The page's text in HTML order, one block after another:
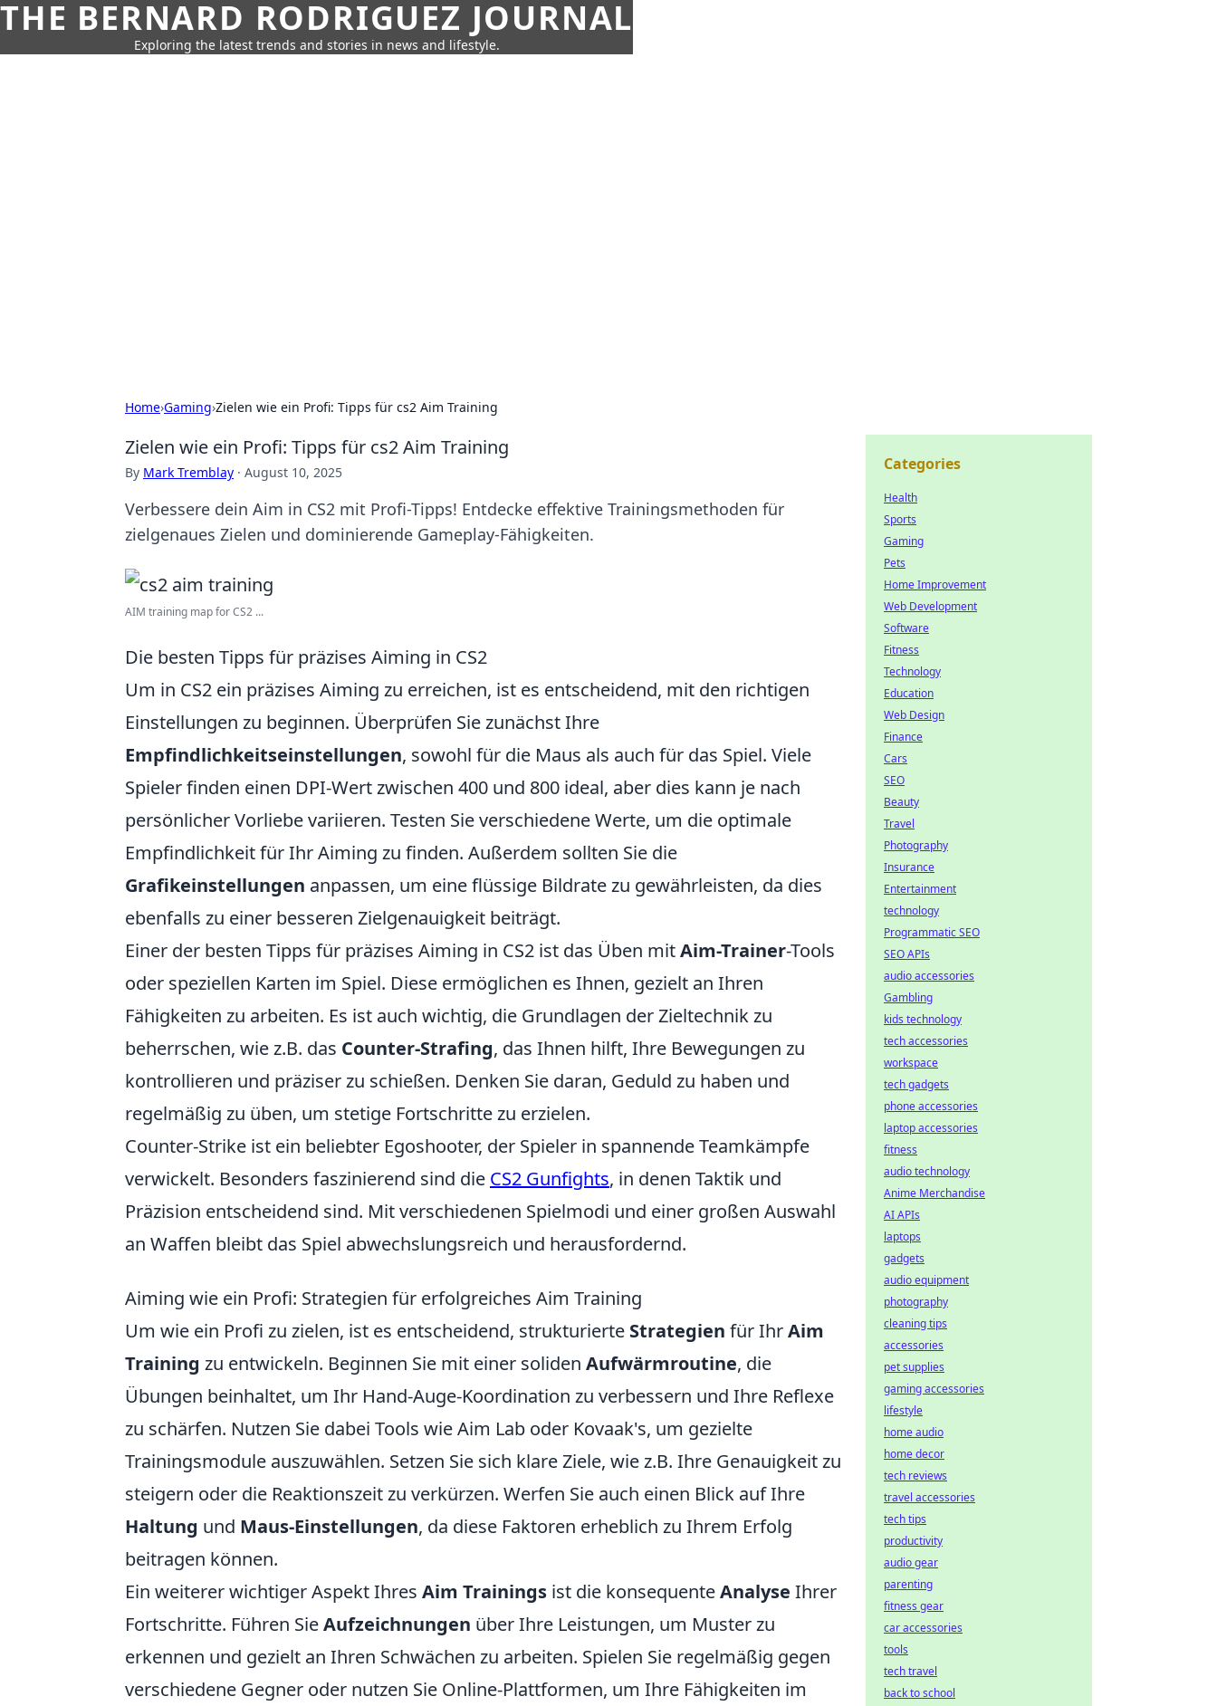
THE BERNARD RODRIGUEZ JOURNAL
Exploring the latest trends and stories in news and lifestyle.
Home›Gaming›Zielen wie ein Profi: Tipps für cs2 Aim Training
Zielen wie ein Profi: Tipps für cs2 Aim Training
By Mark Tremblay · August 10, 2025
Verbessere dein Aim in CS2 mit Profi-Tipps! Entdecke effektive Trainingsmethoden für
zielgenaues Zielen und dominierende Gameplay-Fähigkeiten.
AIM training map for CS2 ...
Die besten Tipps für präzises Aiming in CS2
Um in CS2 ein präzises Aiming zu erreichen, ist es entscheidend, mit den richtigen
Einstellungen zu beginnen. Überprüfen Sie zunächst Ihre
Empfindlichkeitseinstellungen, sowohl für die Maus als auch für das Spiel. Viele
Spieler finden einen DPI-Wert zwischen 400 und 800 ideal, aber dies kann je nach
persönlicher Vorliebe variieren. Testen Sie verschiedene Werte, um die optimale
Empfindlichkeit für Ihr Aiming zu finden. Außerdem sollten Sie die
Grafikeinstellungen anpassen, um eine flüssige Bildrate zu gewährleisten, da dies
ebenfalls zu einer besseren Zielgenauigkeit beiträgt.
Einer der besten Tipps für präzises Aiming in CS2 ist das Üben mitAim-Trainer-Tools
oder speziellen Karten im Spiel. Diese ermöglichen es Ihnen, gezielt an Ihren
Fähigkeiten zu arbeiten. Es ist auch wichtig, die Grundlagen der Zieltechnik zu
beherrschen, wie z.B. das Counter-Strafing, das Ihnen hilft, Ihre Bewegungen zu
kontrollieren und präziser zu schießen. Denken Sie daran, Geduld zu haben und
regelmäßig zu üben, um stetige Fortschritte zu erzielen.
Counter-Strike ist ein beliebter Egoshooter, der Spieler in spannende Teamkämpfe
verwickelt. Besonders faszinierend sind die CS2 Gunfights, in denen Taktik und
Präzision entscheidend sind. Mit verschiedenen Spielmodi und einer großen Auswahl
an Waffen bleibt das Spiel abwechslungsreich und herausfordernd.
Aiming wie ein Profi: Strategien für erfolgreiches Aim Training
Um wie ein Profi zu zielen, ist es entscheidend, strukturierte Strategien für IhrAim
Training zu entwickeln. Beginnen Sie mit einer soliden Aufwärmroutine, die
Übungen beinhaltet, um Ihr Hand-Auge-Koordination zu verbessern und Ihre Reflexe
zu schärfen. Nutzen Sie dabei Tools wie Aim Lab oder Kovaak's, um gezielte
Trainingsmodule auszuwählen. Setzen Sie sich klare Ziele, wie z.B. Ihre Genauigkeit zu
steigern oder die Reaktionszeit zu verkürzen. Werfen Sie auch einen Blick auf Ihre
Haltung und Maus-Einstellungen, da diese Faktoren erheblich zu Ihrem Erfolg
beitragen können.
Ein weiterer wichtiger Aspekt Ihres Aim Trainings ist die konsequenteAnalyse Ihrer
Fortschritte. Führen SieAufzeichnungen über Ihre Leistungen, um Muster zu
erkennen und gezielt an Ihren Schwächen zu arbeiten. Spielen Sie regelmäßig gegen
verschiedene Gegner oder nutzen Sie Online-Plattformen, um Ihre Fähigkeiten im
Categories
Health
Sports
Gaming
Pets
Home Improvement
Web Development
Software
Fitness
Technology
Education
Web Design
Finance
Cars
SEO
Beauty
Travel
Photography
Insurance
Entertainment
technology
Programmatic SEO
SEO APIs
audio accessories
Gambling
kids technology
tech accessories
workspace
tech gadgets
phone accessories
laptop accessories
fitness
audio technology
Anime Merchandise
AI APIs
laptops
gadgets
audio equipment
photography
cleaning tips
accessories
pet supplies
gaming accessories
lifestyle
home audio
home decor
tech reviews
travel accessories
tech tips
productivity
audio gear
parenting
fitness gear
car accessories
tools
tech travel
back to school